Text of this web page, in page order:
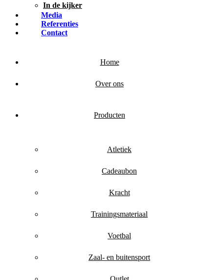
In de kijker
Media
Referenties
Contact
Home
Over ons
Producten
Atletiek
Cadeaubon
Kracht
Trainingsmateriaal
Voetbal
Zaal- en buitensport